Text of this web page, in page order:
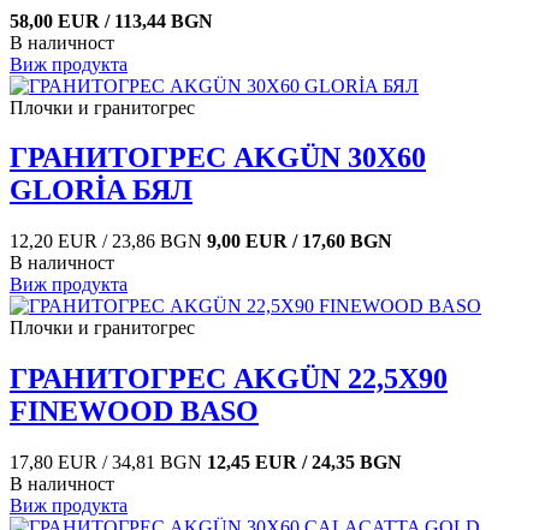
58,00 EUR / 113,44 BGN
В наличност
Виж продукта
Плочки и гранитогрес
ГРАНИТОГРЕС AKGÜN 30X60
GLORİA БЯЛ
12,20 EUR / 23,86 BGN 9,00 EUR / 17,60 BGN
В наличност
Виж продукта
Плочки и гранитогрес
ГРАНИТОГРЕС AKGÜN 22,5X90
FINEWOOD BASO
17,80 EUR / 34,81 BGN 12,45 EUR / 24,35 BGN
В наличност
Виж продукта